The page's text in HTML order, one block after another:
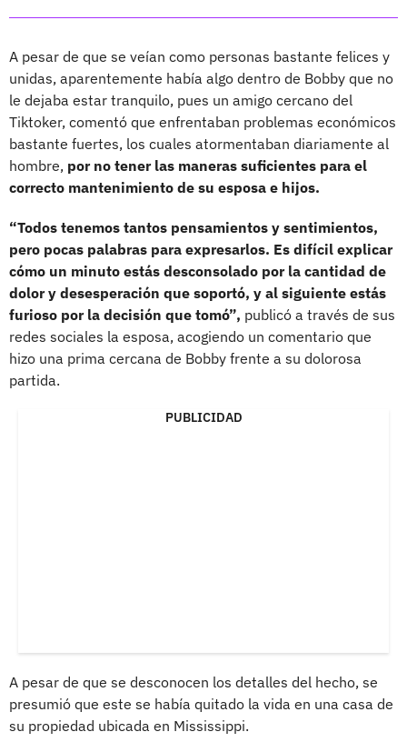
A pesar de que se veían como personas bastante felices y
unidas, aparentemente había algo dentro de Bobby que no
le dejaba estar tranquilo, pues un amigo cercano del
Tiktoker, comentó que enfrentaban problemas económicos
bastante fuertes, los cuales atormentaban diariamente al
hombre, por no tener las maneras suficientes para el
correcto mantenimiento de su esposa e hijos.
“Todos tenemos tantos pensamientos y sentimientos,
pero pocas palabras para expresarlos. Es difícil explicar
cómo un minuto estás desconsolado por la cantidad de
dolor y desesperación que soportó, y al siguiente estás
furioso por la decisión que tomó”, publicó a través de sus
redes sociales la esposa, acogiendo un comentario que
hizo una prima cercana de Bobby frente a su dolorosa
partida.
PUBLICIDAD
A pesar de que se desconocen los detalles del hecho, se
presumió que este se había quitado la vida en una casa de
su propiedad ubicada en Mississippi.